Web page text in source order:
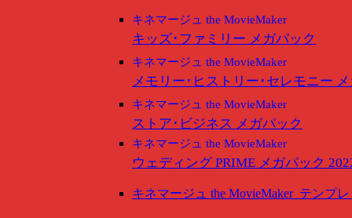
キネマージュ the MovieMaker
キッズ･ファミリー メガパック
キネマージュ the MovieMaker
メモリー･ヒストリー･セレモニー
キネマージュ the MovieMaker
ストア･ビジネス メガパック
キネマージュ the MovieMaker
ウェディング PRIME メガパック
キネマージュ the MovieMakerテンプ